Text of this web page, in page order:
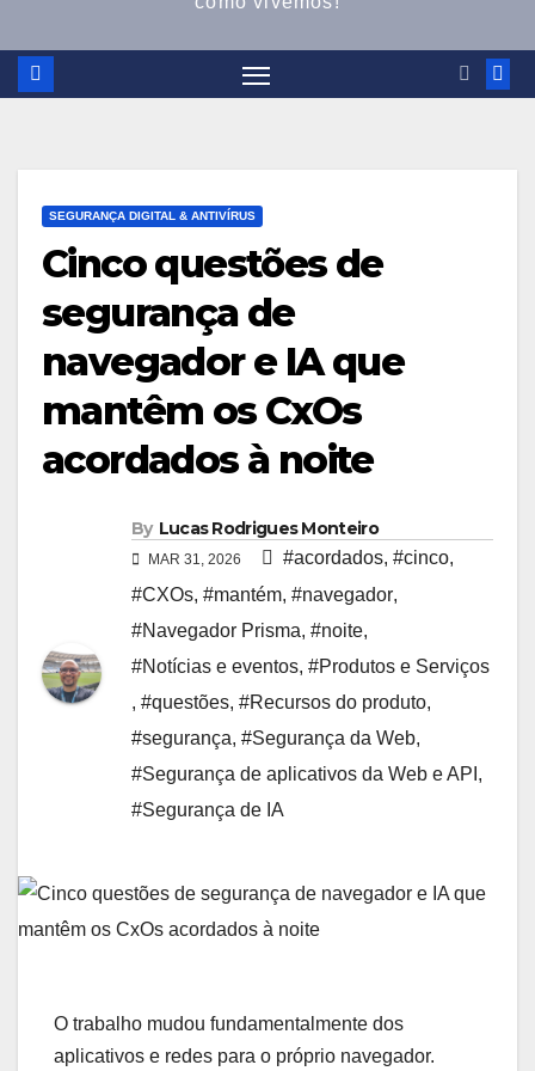
SEGURANÇA DIGITAL & ANTIVÍRUS
Cinco questões de
segurança de
navegador e IA que
mantêm os CxOs
acordados à noite
By Lucas Rodrigues Monteiro
MAR 31, 2026 #acordados, #cinco,
#CXOs, #mantém, #navegador,
#Navegador Prisma, #noite,
#Notícias e eventos, #Produtos e Serviços
, #questões, #Recursos do produto,
#segurança, #Segurança da Web,
#Segurança de aplicativos da Web e API ,
#Segurança de IA
O trabalho mudou fundamentalmente dos
aplicativos e redes para o próprio navegador.